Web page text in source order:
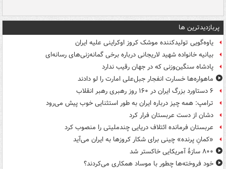
پربازدیدترین ها
یاوه‌گویی تولیدکننده موشک کروز اوکراینی علیه ایران
بیانیه خانواده شهید لاریجانی درباره برخی گمانه‌زنی‌های رسانه‌ای
پادشاه سنگین‌وزنی که در جهان رقیب ندارد
ماهواره‌ها خسارت انفجار جبل‌علی امارت را لو دادند
۶ دستاورد بزرگ ایران در ۱۶۰ روز رهبری رهبر انقلاب
ترامپ: همه چیز درباره ایران به طور استثنایی خوب پیش می‌رود
دشان از دست عربستان فرار کرد
عربستان فرمانده ائتلاف دریایی چندملیتی را منصوب کرد
«کمانِ پرنده» چینی برای شکار کروزها به ایران می‌آید
۸۰۰ سازۀ آمریکایی خاکستر شد
خود فروخته‌ها چطور با موساد همکاری می‌کردند؟